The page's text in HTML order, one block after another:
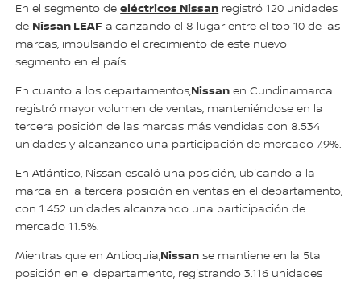
En el segmento deeléctricos Nissan registró 120 unidades
de Nissan LEAF alcanzando el 8 lugar entre el top 10 de las
marcas, impulsando el crecimiento de este nuevo
segmento en el país.
En cuanto a los departamentos,Nissan en Cundinamarca
registró mayor volumen de ventas, manteniéndose en la
tercera posición de las marcas más vendidas con 8.534
unidades y alcanzando una participación de mercado 7.9%.
En Atlántico, Nissan escaló una posición, ubicando a la
marca en la tercera posición en ventas en el departamento,
con 1.452 unidades alcanzando una participación de
mercado 11.5%.
Mientras que en Antioquia,Nissan se mantiene en la 5ta
posición en el departamento, registrando 3.116 unidades